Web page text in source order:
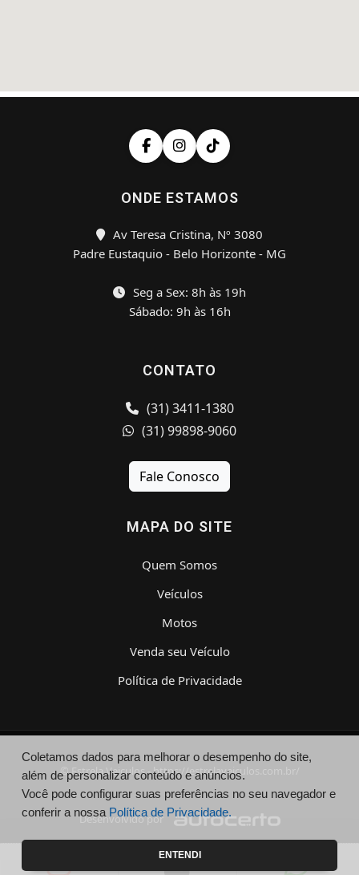
ONDE ESTAMOS
Av Teresa Cristina, Nº 3080
Padre Eustaquio - Belo Horizonte - MG
Seg a Sex: 8h às 19h
Sábado: 9h às 16h
CONTATO
(31) 3411-1380
(31) 99898-9060
Fale Conosco
MAPA DO SITE
Quem Somos
Veículos
Motos
Venda seu Veículo
Política de Privacidade
© Estrela Veiculos - https://estrelaveiculos.com.br/
Desenvolvido por
Coletamos dados para melhorar o desempenho do site,
além de personalizar conteúdo e anúncios.
Você pode configurar suas preferências no seu navegador e
conferir a nossa Política de Privacidade.
ENTENDI